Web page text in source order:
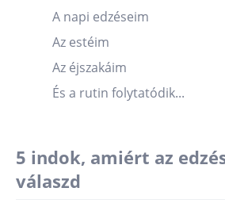
A napi edzéseim
Az estéim
Az éjszakáim
És a rutin folytatódik...
5 indok, amiért az
válaszd